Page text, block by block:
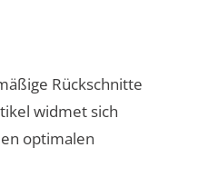
Rückschnitte
widmet sich
optimalen